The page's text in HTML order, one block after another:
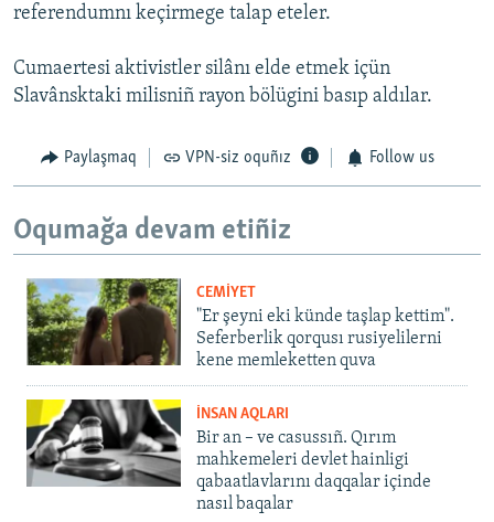
referendumnı keçirmege talap eteler.
Cumaertesi aktivistler silânı elde etmek içün
Slavânsktaki milisniñ rayon bölügini basıp aldılar.
Paylaşmaq VPN-siz oquñız Follow us
Oqumağa devam etiñiz
CEMİYET
"Er şeyni eki künde taşlap kettim".
Seferberlik qorqusı rusiyelilerni
kene memleketten quva
İNSAN AQLARI
Bir an – ve casussıñ. Qırım
mahkemeleri devlet hainligi
qabaatlavlarını daqqalar içinde
nasıl baqalar